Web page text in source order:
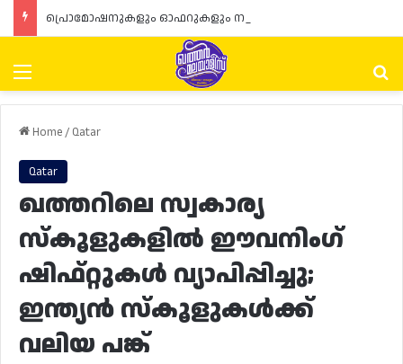
Menu
Home/ Qatar
Qatar
ഖത്തറിലെ സ്വകാര്യ
സ്കൂളുകളിൽ ഈവനിംഗ്
ഷിഫ്റ്റുകൾ വ്യാപിപ്പിച്ചു;
ഇന്ത്യൻ സ്കൂളുകൾക്ക്
വലിയ പങ്ക്